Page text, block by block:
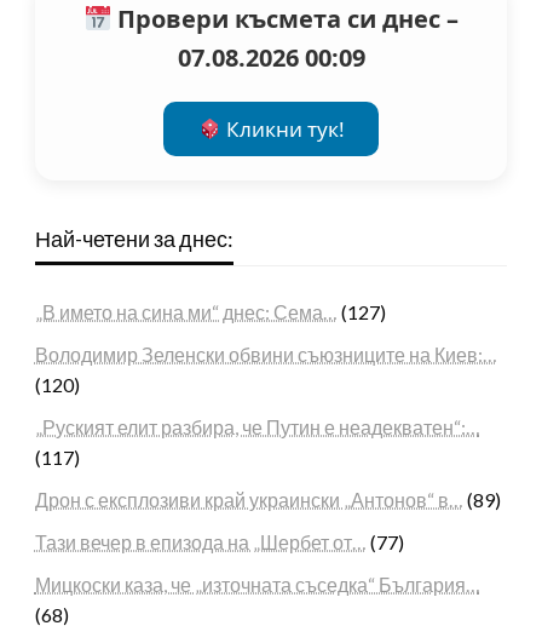
Провери късмета си днес –
07.08.2026 00:09
Кликни тук!
Най-четени за днес:
„В името на сина ми“ днес: Сема… (127)
Володимир Зеленски обвини съюзниците на Киев:…
(120)
„Руският елит разбира, че Путин е неадекватен“:…
(117)
Дрон с експлозиви край украински „Антонов“ в… (89)
Тази вечер в епизода на „Шербет от… (77)
Мицкоски каза, че „източната съседка“ България…
(68)